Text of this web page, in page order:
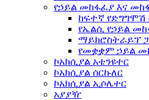
የኃይል መከፋፈያ እና
ከፍተኛ የድግግሞሽ
የኤልሲ የኃይል
ማይክሮስትራይፕ
የመቋቋም ኃይል
ኮአክሲያል አቴንዩተር
ኮአክሲያል ሰርኩለር
ኮአክሲያል ኢሶሌተር
አያያዥ